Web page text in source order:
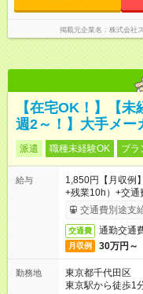
掲載元企業名 株式会社
【在宅OK！】【
週2～！】大手メー
派遣 職種未経験OK ブラ
給与
1,850円【月収例
+残業10h）+交通
交通費別途支
交通費 通勤交通
月収例 30万円～
勤務地
東京都千代田区
東京駅から徒歩1